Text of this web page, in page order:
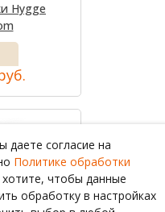
Hygge
даете согласие на
Политике обработки
хотите, чтобы данные
обработку в настройках